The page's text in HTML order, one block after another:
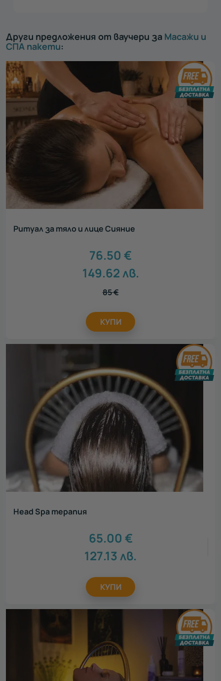
Други предложения от ваучери за Масажи и
СПА пакети:
Ритуал за тяло и лице Сияние
76.50 €
149.62лв.
85€
КУПИ
Head Spa терапия
65.00 €
127.13лв.
КУПИ